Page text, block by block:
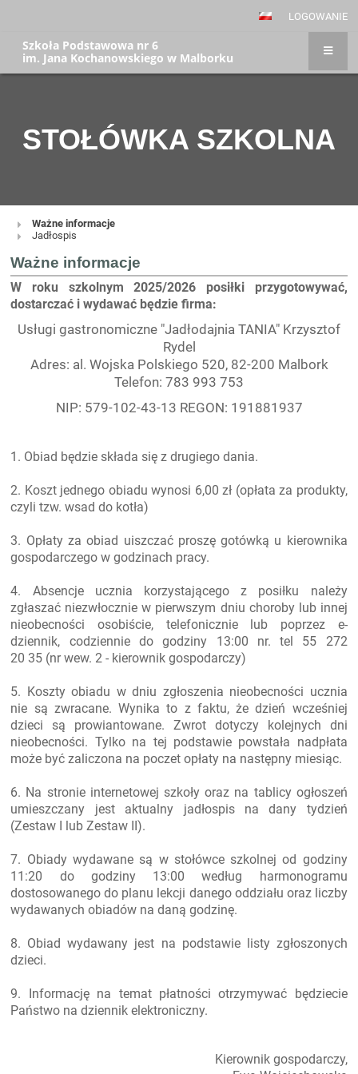
LOGOWANIE
Szkoła Podstawowa nr 6
im. Jana Kochanowskiego w Malborku
STOŁÓWKA SZKOLNA
STOŁÓWKA
SZKOLNA
Ważne informacje
Jadłospis
Ważne informacje
W roku szkolnym 2025/2026 posiłki przygotowywać,
dostarczać i wydawać będzie firma:
Usługi gastronomiczne "Jadłodajnia TANIA" Krzysztof
Rydel
Adres: al. Wojska Polskiego 520, 82-200 Malbork
Telefon: 783 993 753
NIP: 579-102-43-13 REGON: 191881937
1. Obiad będzie składa się z drugiego dania.
2. Koszt jednego obiadu wynosi 6,00 zł (opłata za produkty,
czyli tzw. wsad do kotła)
3. Opłaty za obiad uiszczać proszę gotówką u kierownika
gospodarczego w godzinach pracy.
4. Absencje ucznia korzystającego z posiłku należy
zgłaszać niezwłocznie w pierwszym dniu choroby lub innej
nieobecności osobiście, telefonicznie lub poprzez e-
dziennik, codziennie do godziny 13:00 nr. tel 55 272
20 35 (nr wew. 2 - kierownik gospodarczy)
5. Koszty obiadu w dniu zgłoszenia nieobecności ucznia
nie są zwracane. Wynika to z faktu, że dzień wcześniej
dzieci są prowiantowane. Zwrot dotyczy kolejnych dni
nieobecności. Tylko na tej podstawie powstała nadpłata
może być zaliczona na poczet opłaty na następny miesiąc.
6. Na stronie internetowej szkoły oraz na tablicy ogłoszeń
umieszczany jest aktualny jadłospis na dany tydzień
(Zestaw I lub Zestaw II).
7. Obiady wydawane są w stołówce szkolnej od godziny
11:20 do godziny 13:00 według harmonogramu
dostosowanego do planu lekcji danego oddziału oraz liczby
wydawanych obiadów na daną godzinę.
8. Obiad wydawany jest na podstawie listy zgłoszonych
dzieci.
9. Informację na temat płatności otrzymywać będziecie
Państwo na dziennik elektroniczny.
Kierownik gospodarczy,